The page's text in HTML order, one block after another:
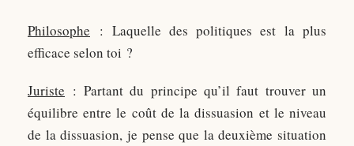
Philosophe : Laquelle des politiques est la plus
efficace selon toi ?
Juriste : Partant du principe qu’il faut trouver un
équilibre entre le coût de la dissuasion et le niveau
de la dissuasion, je pense que la deuxième situation